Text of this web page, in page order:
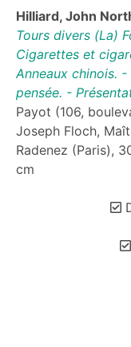
Hilliard, John
Tours divers (La)
Cigarettes et
Anneaux chinois.
pensée. -
Payot (106,
Joseph Floch,
Radenez (Paris),
cm